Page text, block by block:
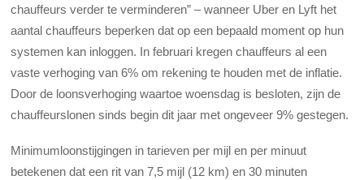
chauffeurs verder te verminderen” – wanneer Uber en Lyft het
aantal chauffeurs beperken dat op een bepaald moment op hun
systemen kan inloggen. In februari kregen chauffeurs al een
vaste verhoging van 6% om rekening te houden met de inflatie.
Door de loonsverhoging waartoe woensdag is besloten, zijn de
chauffeurslonen sinds begin dit jaar met ongeveer 9% gestegen.
Minimumloonstijgingen in tarieven per mijl en per minuut
betekenen dat een rit van 7,5 mijl (12 km) en 30 minuten